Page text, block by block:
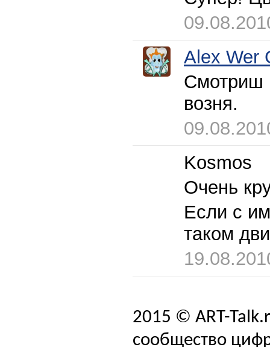
Alex Wer
Смотриш
возня.
Kosmos
Очень
Если с
таком
2015 © ART-
сообщество